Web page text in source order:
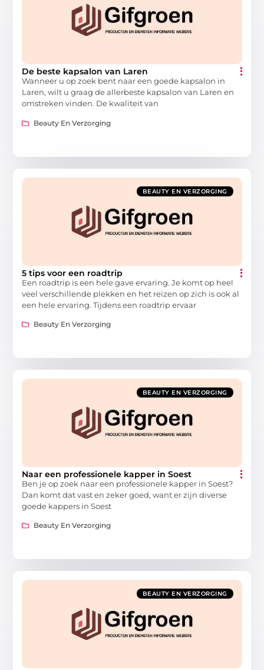
De beste kapsalon van Laren
Wanneer u op zoek bent naar een goede kapsalon in
Laren, wilt u graag de allerbeste kapsalon van Laren en
omstreken vinden. De kwaliteit van
Beauty En Verzorging
BEAUTY EN VERZORGING
5 tips voor een roadtrip
Een roadtrip is een hele gave ervaring. Je komt op heel
veel verschillende plekken en het reizen op zich is ook al
een hele ervaring. Tijdens een roadtrip ervaar
Beauty En Verzorging
BEAUTY EN VERZORGING
Naar een professionele kapper in Soest
Ben je op zoek naar een professionele kapper in Soest?
Dan komt dat vast en zeker goed, want er zijn diverse
goede kappers in Soest
Beauty En Verzorging
BEAUTY EN VERZORGING